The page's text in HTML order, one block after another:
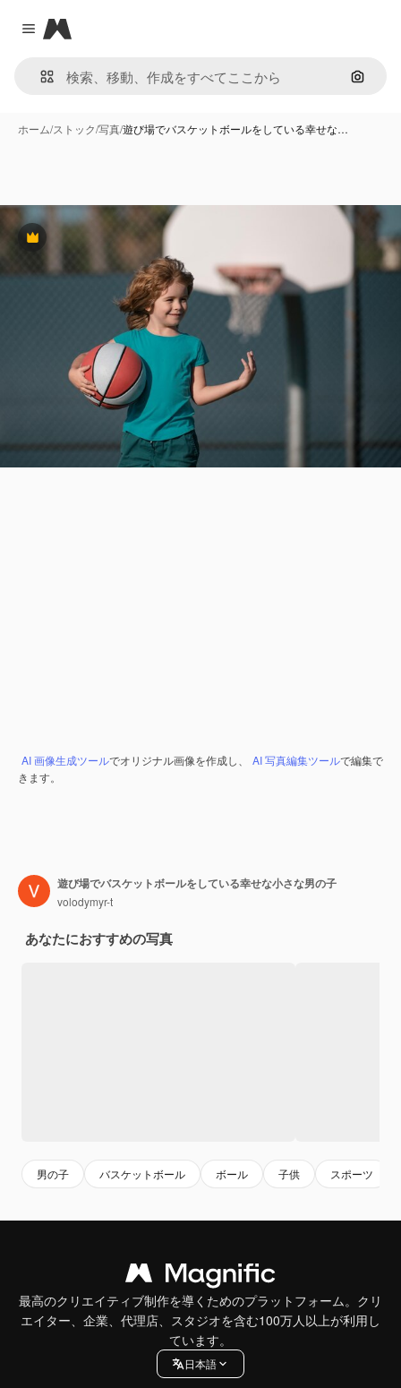
Close menu
Magnific
画像で
ホーム/ストック/写真/遊び場でバスケットボールをしている幸せな…
Premium
AI 画像生成ツールでオリジナル画像を作成し、 AI 写真編集ツールで編集で
きます。
遊び場でバスケットボールをしている幸せな小さな男の子
volodymyr-t
あなたにおすすめの写真
男の子 バスケットボール ボール 子供 スポーツ
最高のクリエイティブ制作を導くためのプラットフォーム。クリ
エイター、企業、代理店、スタジオを含む100万人以上が利用し
ています。
日本語